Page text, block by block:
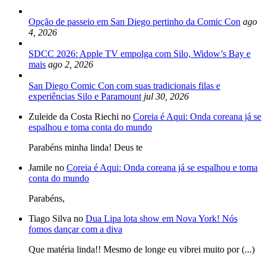
Opção de passeio em San Diego pertinho da Comic Con ago
4, 2026
SDCC 2026: Apple TV empolga com Silo, Widow’s Bay e
mais ago 2, 2026
San Diego Comic Con com suas tradicionais filas e
experiências Silo e Paramount jul 30, 2026
Zuleide da Costa Riechi no Coreia é Aqui: Onda coreana já se
espalhou e toma conta do mundo
Parabéns minha linda! Deus te
Jamile no Coreia é Aqui: Onda coreana já se espalhou e toma
conta do mundo
Parabéns,
Tiago Silva no Dua Lipa lota show em Nova York! Nós
fomos dançar com a diva
Que matéria linda!! Mesmo de longe eu vibrei muito por (...)